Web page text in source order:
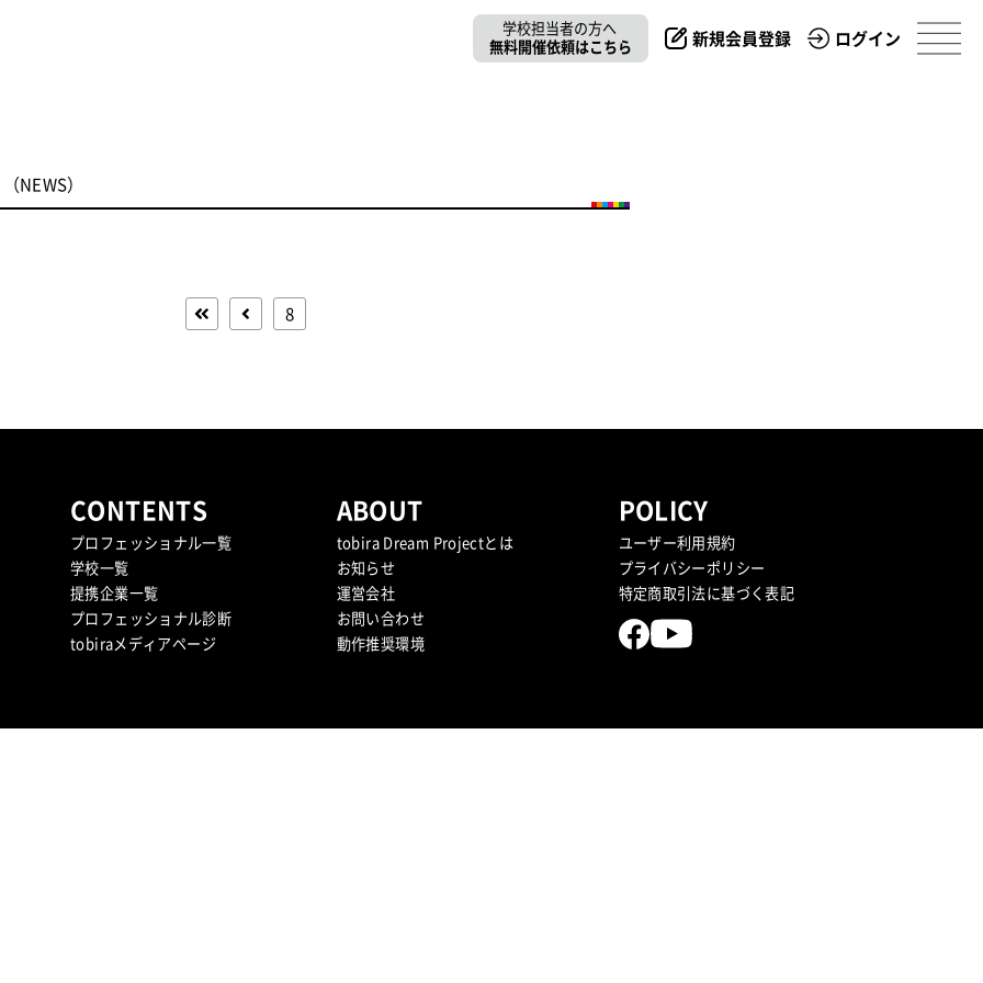
学校担当者の方へ
無料開催依頼はこちら
新規会員登録 ログイン
（NEWS）
8
CONTENTS
プロフェッショナル一覧
学校一覧
提携企業⼀覧
プロフェッショナル診断
tobiraメディアページ
ABOUT
tobira Dream Projectとは
お知らせ
運営会社
お問い合わせ
動作推奨環境
POLICY
ユーザー利用規約
プライバシーポリシー
特定商取引法に基づく表記